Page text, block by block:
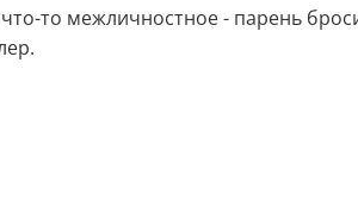
то межличностное - парень